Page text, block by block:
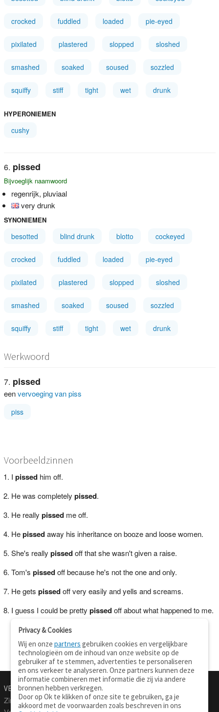
crocked fuddled loaded pie-eyed
pixilated plastered slopped sloshed
smashed soaked soused sozzled
squiffy stiff tight wet drunk
HYPERONIEMEN
cushy
pissed
Bijvoeglijk naamwoord
regenrijk, pluviaal
very drunk
SYNONIEMEN
besotted blind drunk blotto cockeyed
crocked fuddled loaded pie-eyed
pixilated plastered slopped sloshed
smashed soaked soused sozzled
squiffy stiff tight wet drunk
Werkwoord
pissed
eenvervoeging van piss
piss
Voorbeeldzinnen
I pissedhim off.
He was completely pissed.
He really pissedme off.
Hepissedaway his inheritance on booze and loose women.
She's really pissedoff that she wasn't given a raise.
Tom's pissedoff because he's not the one and only.
He gets pissedoff very easily and yells and screams.
I guess I could be pretty pissedoff about what happened to me.
VERTALEN.NU
Zinnen vertalen
Over deze site
Privacy & Cookies
Wij en onzepartners gebruiken cookies en vergelijkbare
technologieën om de inhoud van onze website op de
gebruiker af te stemmen, advertenties te personaliseren
en ons verkeer te analyseren. Onze partners kunnen deze
informatie combineren met informatie die zij via andere
bronnen hebben verkregen.
Door op Ok te klikken of onze site te gebruiken, ga je
akkoord met de voorwaarden zoals beschreven in ons